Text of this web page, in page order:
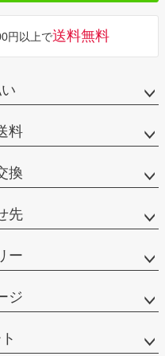
円以上で送料無料
料
換
先
ー
ジ